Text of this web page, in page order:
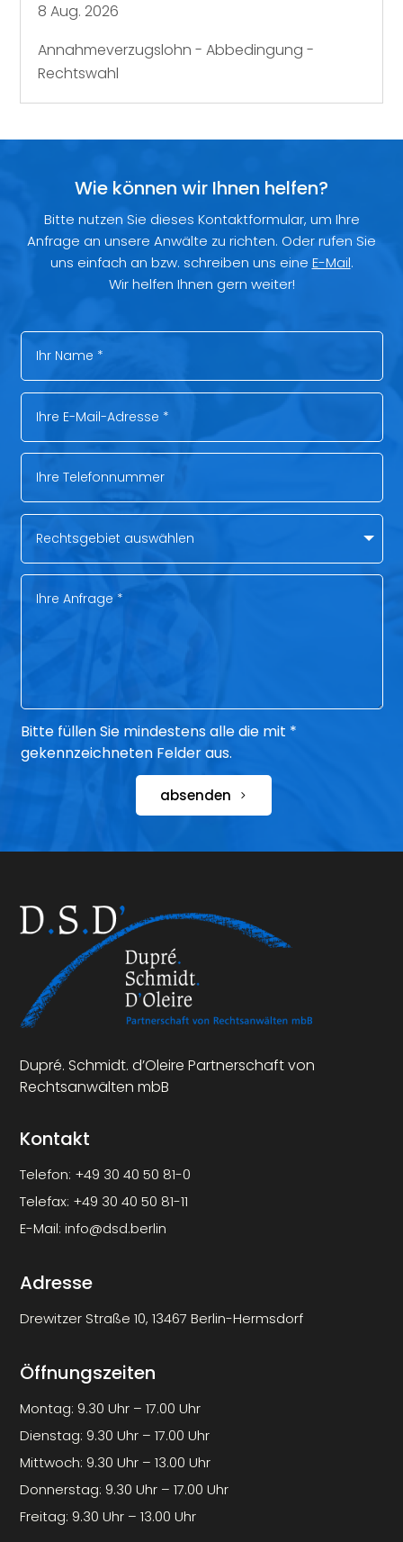
8 Aug. 2026
Annahmeverzugslohn - Abbedingung -
Rechtswahl
Wie können wir Ihnen helfen?
Bitte nutzen Sie dieses Kontaktformular, um Ihre
Anfrage an unsere Anwälte zu richten. Oder rufen Sie
uns einfach an bzw. schreiben uns eine E-Mail.
Wir helfen Ihnen gern weiter!
Bitte füllen Sie mindestens alle die mit *
gekennzeichneten Felder aus.
absenden
Dupré. Schmidt. d’Oleire Partnerschaft von
Rechtsanwälten mbB
Kontakt
Telefon: +49 30 40 50 81-0
Telefax: +49 30 40 50 81-11
E-Mail:info@dsd.berlin
Adresse
Drewitzer Straße 10, 13467 Berlin-Hermsdorf
Öffnungszeiten
Montag: 9.30 Uhr – 17.00 Uhr
Dienstag: 9.30 Uhr – 17.00 Uhr
Mittwoch: 9.30 Uhr – 13.00 Uhr
Donnerstag: 9.30 Uhr – 17.00 Uhr
Freitag: 9.30 Uhr – 13.00 Uhr